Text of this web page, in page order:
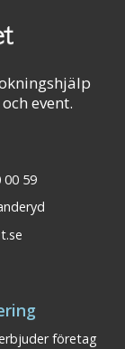
event.
00 59
företag